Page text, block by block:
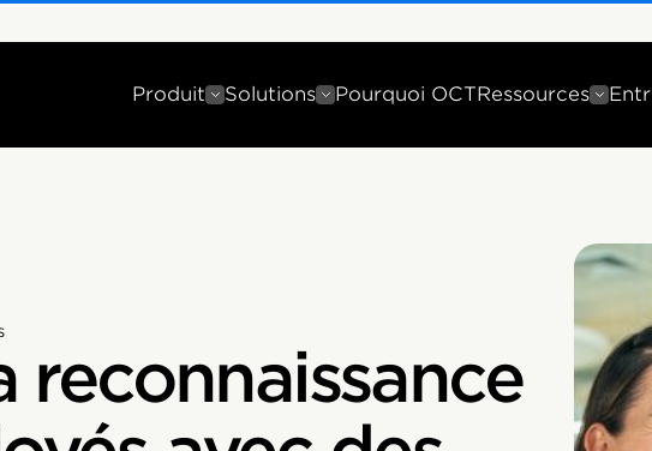
Produit Solutions Pourquoi OCTRessources
reconnaissance